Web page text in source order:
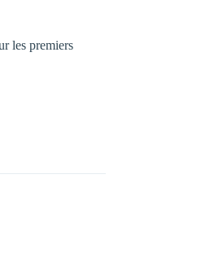
les premiers